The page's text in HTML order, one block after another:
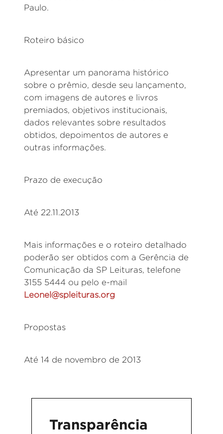
Paulo.
Roteiro básico
Apresentar um panorama histórico
sobre o prêmio, desde seu lançamento,
com imagens de autores e livros
premiados, objetivos institucionais,
dados relevantes sobre resultados
obtidos, depoimentos de autores e
outras informações.
Prazo de execução
Até 22.11.2013
Mais informações e o roteiro detalhado
poderão ser obtidos com a Gerência de
Comunicação da SP Leituras, telefone
3155 5444 ou pelo e-mail
Leonel@spleituras.org
Propostas
Até 14 de novembro de 2013
Transparência